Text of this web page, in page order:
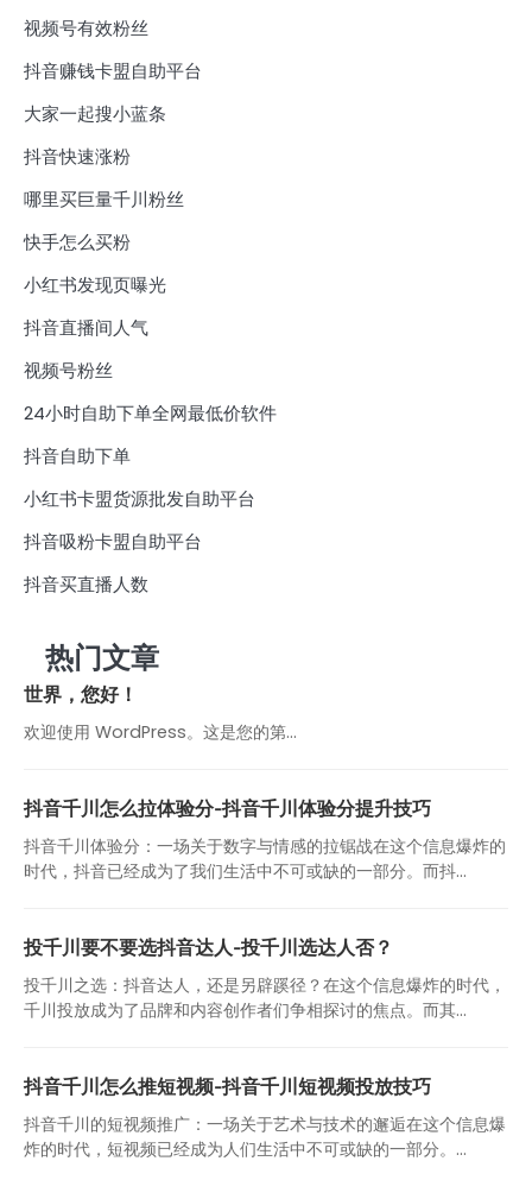
视频号有效粉丝
抖音赚钱卡盟自助平台
大家一起搜小蓝条
抖音快速涨粉
哪里买巨量千川粉丝
快手怎么买粉
小红书发现页曝光
抖音直播间人气
视频号粉丝
24小时自助下单全网最低价软件
抖音自助下单
小红书卡盟货源批发自助平台
抖音吸粉卡盟自助平台
抖音买直播人数
热门文章
世界，您好！
欢迎使用 WordPress。这是您的第…
抖音千川怎么拉体验分-抖音千川体验分提升技巧
抖音千川体验分：一场关于数字与情感的拉锯战在这个信息爆炸的
时代，抖音已经成为了我们生活中不可或缺的一部分。而抖...
投千川要不要选抖音达人-投千川选达人否？
投千川之选：抖音达人，还是另辟蹊径？在这个信息爆炸的时代，
千川投放成为了品牌和内容创作者们争相探讨的焦点。而其...
抖音千川怎么推短视频-抖音千川短视频投放技巧
抖音千川的短视频推广：一场关于艺术与技术的邂逅在这个信息爆
炸的时代，短视频已经成为人们生活中不可或缺的一部分。...